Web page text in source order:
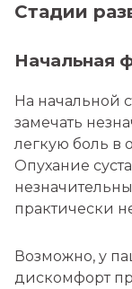
Стадии
Начальная
На начальной
замечать
легкую боль в
Опухание
практически
Возможно, у
дискомфорт